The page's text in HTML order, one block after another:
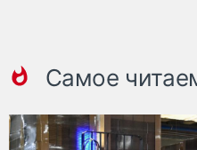
Самое